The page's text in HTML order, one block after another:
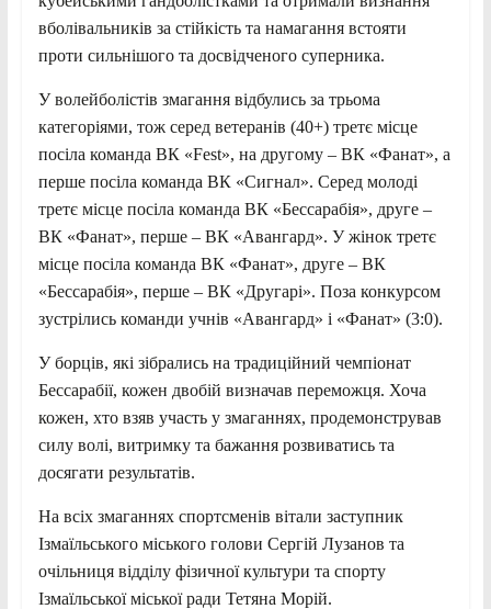
вболівальників за стійкість та намагання встояти
проти сильнішого та досвідченого суперника.
У волейболістів змагання відбулись за трьома
категоріями, тож серед ветеранів (40+) третє місце
посіла команда ВК «Fest», на другому – ВК «Фанат», а
перше посіла команда ВК «Сигнал». Серед молоді
третє місце посіла команда ВК «Бессарабія», друге –
ВК «Фанат», перше – ВК «Авангард». У жінок третє
місце посіла команда ВК «Фанат», друге – ВК
«Бессарабія», перше – ВК «Другарі». Поза конкурсом
зустрілись команди учнів «Авангард» і «Фанат» (3:0).
У борців, які зібрались на традиційний чемпіонат
Бессарабії, кожен двобій визначав переможця. Хоча
кожен, хто взяв участь у змаганнях, продемонстрував
силу волі, витримку та бажання розвиватись та
досягати результатів.
На всіх змаганнях спортсменів вітали заступник
Ізмаїльського міського голови Сергій Лузанов та
очільниця відділу фізичної культури та спорту
Ізмаїльської міської ради Тетяна Морій.